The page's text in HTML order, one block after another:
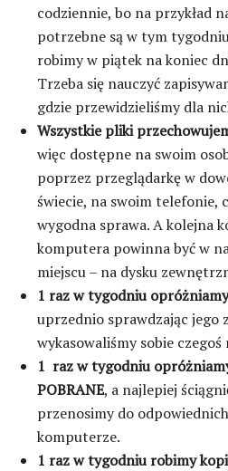
codziennie, bo na przykład
potrzebne są w tym
robimy w piątek na koniec
Trzeba się nauczyć
gdzie przewidzieliśmy dla
Wszystkie pliki
więc dostępne na swoim
poprzez przeglądarkę w
świecie, na swoim telefonie,
wygodna sprawa. A kolejna
komputera powinna być w
miejscu – na dysku
1 raz w tygodniu
uprzednio sprawdzając jego
wykasowaliśmy sobie czegoś
1 raz w tygodniu
POBRANE, a najlepiej
przenosimy do
komputerze.
1 raz w tygodniu robimy